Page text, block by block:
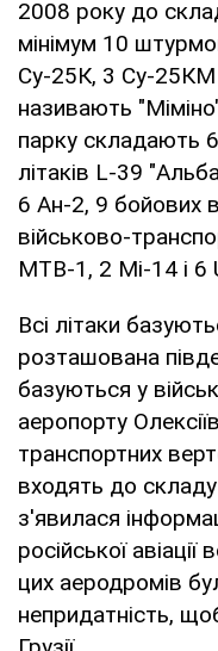
2008 року до
мінімум 10
Су-25К, 3 Су-25КМ
називають
парку складають
літаків L-39
6 Ан-2, 9 бойових
військово-
МТВ-1, 2 Мі-14 і 6
Всі літаки
розташована
базуються у
аеропорту
транспортних
входять до складу
з'явилася
російської
цих аеродромів
непридатність,